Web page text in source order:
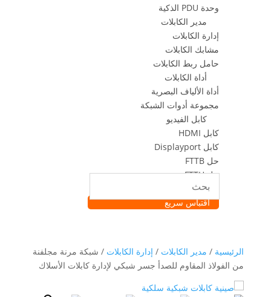
وحدة PDU الذكية
مدير الكابلات
إدارة الكابلات
مشابك الكابلات
حامل ربط الكابلات
أداة الكابلات
أداة الألياف البصرية
مجموعة أدوات الشبكة
كابل الفيديو
كابل HDMI
كابل Displayport
حل FTTB
حل FTTH
حل FTTR
اقتباس سريع
الرئيسية / مدير الكابلات / إدارة الكابلات / شبكة مرنة مجلفنة
من الفولاذ المقاوم للصدأ جسر شبكي لإدارة كابلات الأسلاك